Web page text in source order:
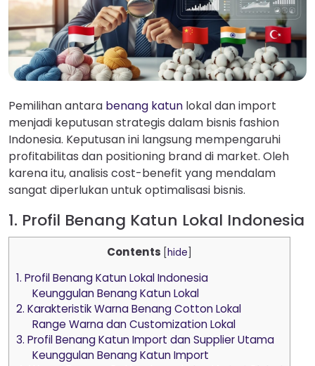
Pemilihan antara benang katun lokal dan import
menjadi keputusan strategis dalam bisnis fashion
Indonesia. Keputusan ini langsung mempengaruhi
profitabilitas dan positioning brand di market. Oleh
karena itu, analisis cost-benefit yang mendalam
sangat diperlukan untuk optimalisasi bisnis.
1. Profil Benang Katun Lokal Indonesia
Contents [hide
1. Profil Benang Katun Lokal Indonesia
Keunggulan Benang Katun Lokal
2. Karakteristik Warna Benang Cotton Lokal
Range Warna dan Customization Lokal
3. Profil Benang Katun Import dan Supplier Utama
Keunggulan Benang Katun Import